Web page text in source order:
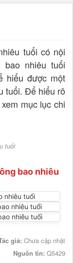
tuổi có nội
nhiêu tuổi
hiểu được một
tuổi. Để hiểu rõ
mục lục chi
tuổi
bao nhiêu
giả: Chưa cập nhật
Nguồn tin: Q5429